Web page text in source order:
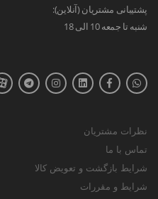
پشتیبانی مشتریان (آنلاین):
شنبه تا جمعه 10 الی 18
نظرات مشتریان
تماس با ما
شرایط بازگشت و تعویض کالا
شرایط و مقررات